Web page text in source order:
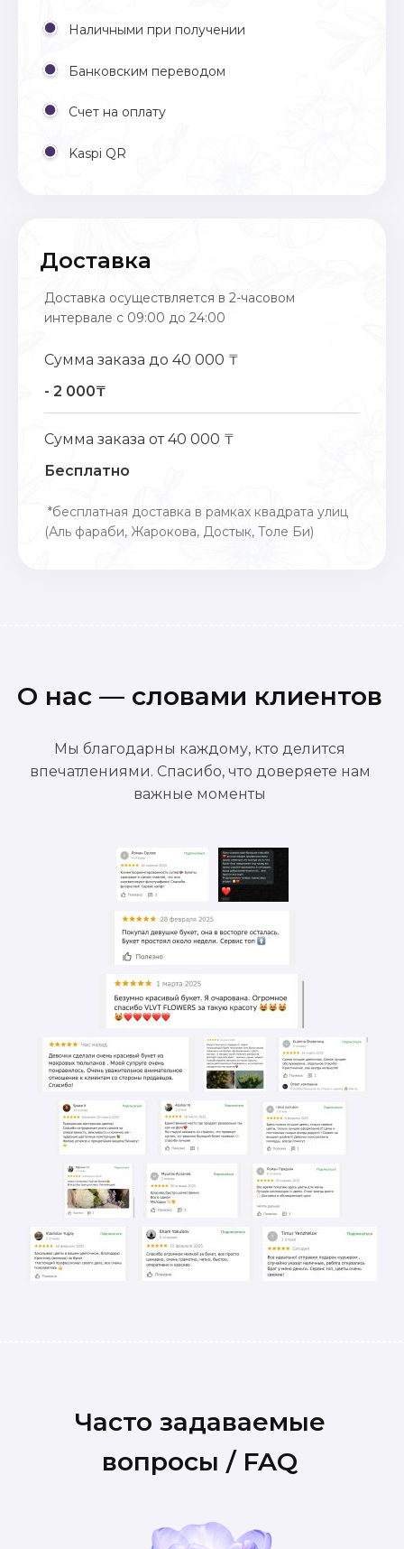
Наличными при получении
Банковским переводом
Счет на оплату
Kaspi QR
Доставка
Доставка осуществляется в 2-часовом
интервале с 09:00 до 24:00
Сумма заказа до 40 000 ₸
- 2 000₸
Сумма заказа от 40 000 ₸
Бесплатно
*бесплатная доставка в рамках квадрата улиц
(Аль фараби, Жарокова, Достык, Толе Би)
О нас — словами клиентов
Мы благодарны каждому, кто делится
впечатлениями. Спасибо, что доверяете нам
важные моменты
Часто задаваемые
вопросы / FAQ